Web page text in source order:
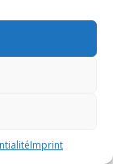
Imprint